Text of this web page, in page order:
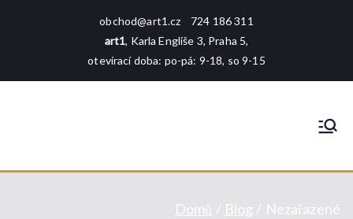
obchod@art1.cz 724 186 311
art1, Karla Engliše 3, Praha 5,
otevírací doba: po-pá: 9-18, so 9-15
rámování - tisk - galerie - foto -
Domů Blog Nezařazené